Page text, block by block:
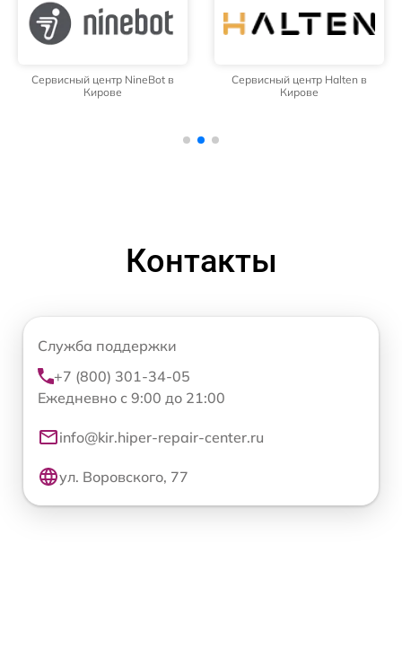
Сервисный центр NineBot в
Кирове
Сервисный центр Halten в
Кирове
Контакты
Служба поддержки
+7 (800) 301-34-05
Ежедневно с 9:00 до 21:00
info@kir.hiper-repair-center.ru
ул. Воровского, 77